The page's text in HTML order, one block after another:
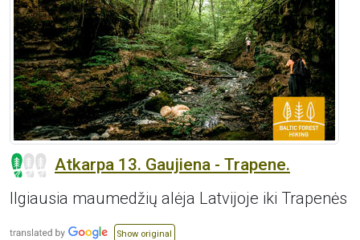
Atkarpa 13. Gaujiena - Trapene.
Ilgiausia maumedžių alėja Latvijoje iki Trapenės
Show original